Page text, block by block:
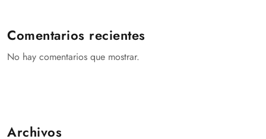
Comentarios recientes
No hay comentarios que mostrar.
Archivos